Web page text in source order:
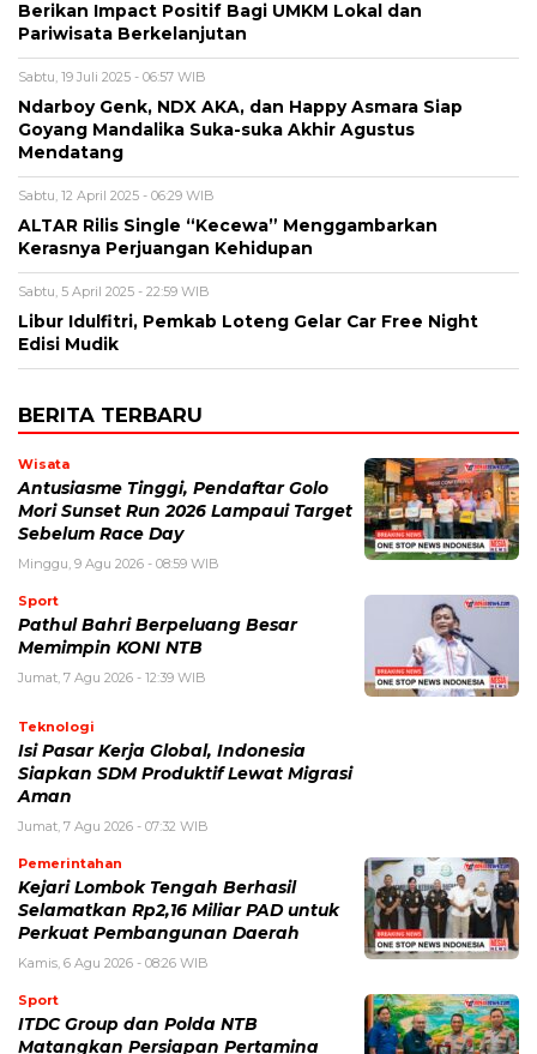
Berikan Impact Positif Bagi UMKM Lokal dan
Pariwisata Berkelanjutan
Sabtu, 19 Juli 2025 - 06:57 WIB
Ndarboy Genk, NDX AKA, dan Happy Asmara Siap
Goyang Mandalika Suka-suka Akhir Agustus
Mendatang
Sabtu, 12 April 2025 - 06:29 WIB
ALTAR Rilis Single “Kecewa” Menggambarkan
Kerasnya Perjuangan Kehidupan
Sabtu, 5 April 2025 - 22:59 WIB
Libur Idulfitri, Pemkab Loteng Gelar Car Free Night
Edisi Mudik
BERITA TERBARU
Wisata
Antusiasme Tinggi, Pendaftar Golo
Mori Sunset Run 2026 Lampaui Target
Sebelum Race Day
Minggu, 9 Agu 2026 - 08:59 WIB
Sport
Pathul Bahri Berpeluang Besar
Memimpin KONI NTB
Jumat, 7 Agu 2026 - 12:39 WIB
Teknologi
​Isi Pasar Kerja Global, Indonesia
Siapkan SDM Produktif Lewat Migrasi
Aman
Jumat, 7 Agu 2026 - 07:32 WIB
Pemerintahan
Kejari Lombok Tengah Berhasil
Selamatkan Rp2,16 Miliar PAD untuk
Perkuat Pembangunan Daerah
Kamis, 6 Agu 2026 - 08:26 WIB
Sport
ITDC Group dan Polda NTB
Matangkan Persiapan Pertamina